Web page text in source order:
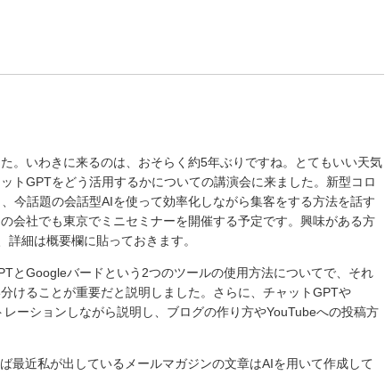
。いわきに来るのは、おそらく約5年ぶりですね。とてもいい天気
トGPTをどう活用するかについての講演会に来ました。新型コロ
今話題の会話型AIを使って効率化しながら集客をする方法を話す
会社でも東京でミニセミナーを開催する予定です。興味がある方
細は概要欄に貼っておきます。
とGoogleバードという2つのツールの使用方法についてで、それ
けることが重要だと説明しました。さらに、チャットGPTや
ーションしながら説明し、ブログの作り方やYouTubeへの投稿方
最近私が出しているメールマガジンの文章はAIを用いて作成して